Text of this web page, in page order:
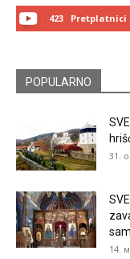
423 Pretplatnici
POPULARNO
31.
14.